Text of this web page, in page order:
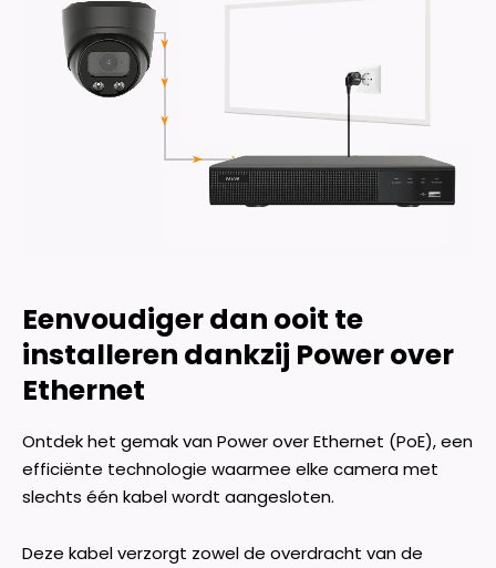
UltraHD
Eenvoudiger dan ooit te
installeren dankzij Power over
Ethernet
Ontdek het gemak van Power over Ethernet (PoE), een
efficiënte technologie waarmee elke camera met
slechts één kabel wordt aangesloten.
Deze kabel verzorgt zowel de overdracht van de